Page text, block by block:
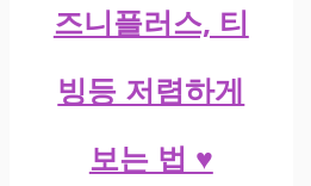
즈니플러스, 티
빙등 저렴하게
보는 법 ♥